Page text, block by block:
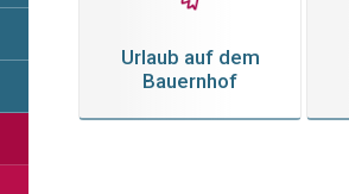
Urlaub auf dem
Bauernhof